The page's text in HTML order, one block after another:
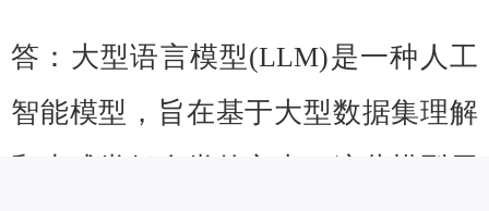
答：大型语言模型(LLM)是一种人工
智能模型，旨在基于大型数据集理解